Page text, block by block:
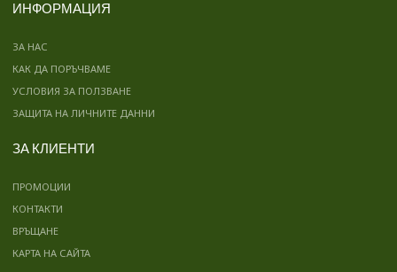
ИНФОРМАЦИЯ
ЗА НАС
КАК ДА ПОРЪЧВАМЕ
УСЛОВИЯ ЗА ПОЛЗВАНЕ
ЗАЩИТА НА ЛИЧНИТЕ ДАННИ
ЗА КЛИЕНТИ
ПРОМОЦИИ
КОНТАКТИ
ВРЪЩАНЕ
КАРТА НА САЙТА